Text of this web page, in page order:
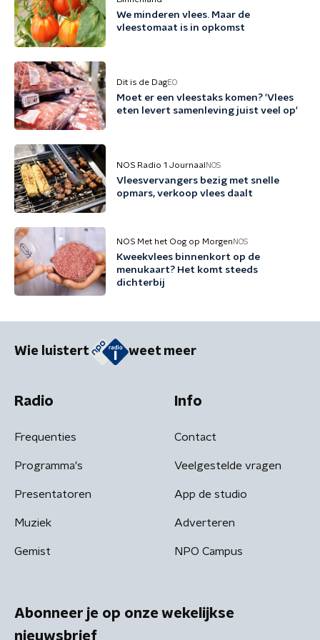
We minderen vlees. Maar de
vleestomaat is in opkomst
Dit is de DagEO
Moet er een vleestaks komen? 'Vlees
eten levert samenleving juist veel op'
NOS Radio 1 Journaal NOS
Vleesvervangers bezig met snelle
opmars, verkoop vlees daalt
NOS Met het Oog op Morgen NOS
Kweekvlees binnenkort op de
menukaart? Het komt steeds
dichterbij
Wie luistert weet meer
Radio
Frequenties
Programma's
Presentatoren
Muziek
Gemist
Info
Contact
Veelgestelde vragen
App de studio
Adverteren
NPO Campus
Abonneer je op onze wekelijkse
nieuwsbrief